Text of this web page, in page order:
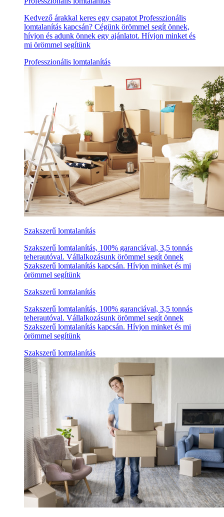
Kedvező árakkal keres egy csapatot Professzionális
lomtalanítás kapcsán? Cégünk örömmel segít önnek,
hívjon és adunk önnek egy ajánlatot. Hívjon minket és
mi örömmel segítünk
Professzionális lomtalanítás
Szakszerű lomtalanítás
Szakszerű lomtalanítás, 100% garanciával, 3,5 tonnás
teherautóval. Vállalkozásunk örömmel segít önnek
Szakszerű lomtalanítás kapcsán. Hívjon minket és mi
örömmel segítünk
Szakszerű lomtalanítás
Szakszerű lomtalanítás, 100% garanciával, 3,5 tonnás
teherautóval. Vállalkozásunk örömmel segít önnek
Szakszerű lomtalanítás kapcsán. Hívjon minket és mi
örömmel segítünk
Szakszerű lomtalanítás